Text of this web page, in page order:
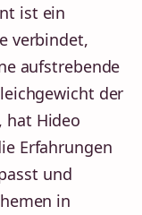
ist ein
verbindet,
aufstrebende
der
, hat Hideo
Erfahrungen
und
in